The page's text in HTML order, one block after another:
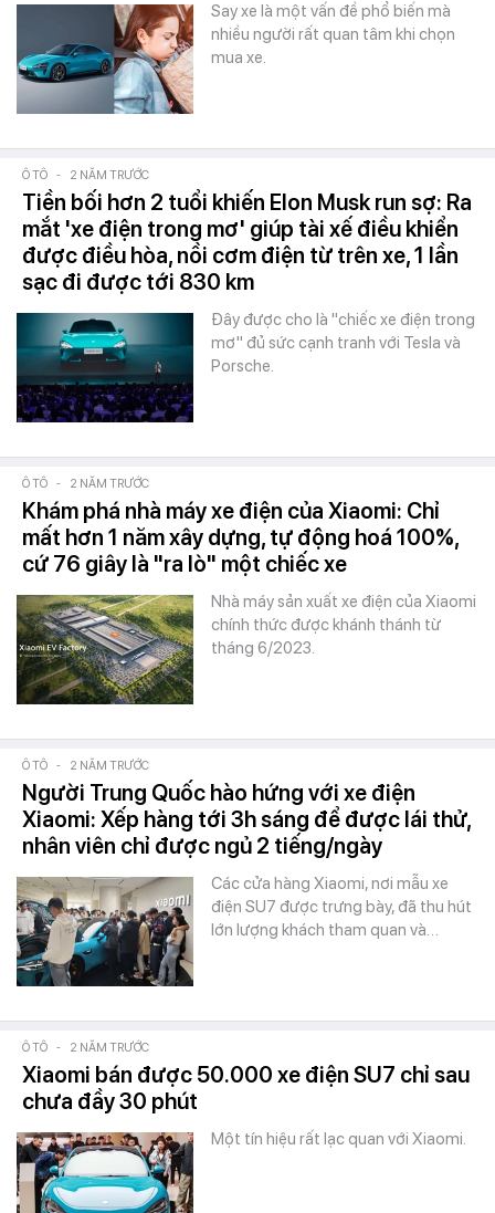
Say xe là một vấn đề phổ biến mà
nhiều người rất quan tâm khi chọn
mua xe.
Ô TÔ - 2 NĂM TRƯỚC
Tiền bối hơn 2 tuổi khiến Elon Musk run sợ: Ra
mắt 'xe điện trong mơ' giúp tài xế điều khiển
được điều hòa, nồi cơm điện từ trên xe, 1 lần
sạc đi được tới 830 km
Đây được cho là "chiếc xe điện trong
mơ" đủ sức cạnh tranh với Tesla và
Porsche.
Ô TÔ - 2 NĂM TRƯỚC
Khám phá nhà máy xe điện của Xiaomi: Chỉ
mất hơn 1 năm xây dựng, tự động hoá 100%,
cứ 76 giây là "ra lò" một chiếc xe
Nhà máy sản xuất xe điện của Xiaomi
chính thức được khánh thánh từ
tháng 6/2023.
Ô TÔ - 2 NĂM TRƯỚC
Người Trung Quốc hào hứng với xe điện
Xiaomi: Xếp hàng tới 3h sáng để được lái thử,
nhân viên chỉ được ngủ 2 tiếng/ngày
Các cửa hàng Xiaomi, nơi mẫu xe
điện SU7 được trưng bày, đã thu hút
lớn lượng khách tham quan và…
Ô TÔ - 2 NĂM TRƯỚC
Xiaomi bán được 50.000 xe điện SU7 chỉ sau
chưa đầy 30 phút
Một tín hiệu rất lạc quan với Xiaomi.